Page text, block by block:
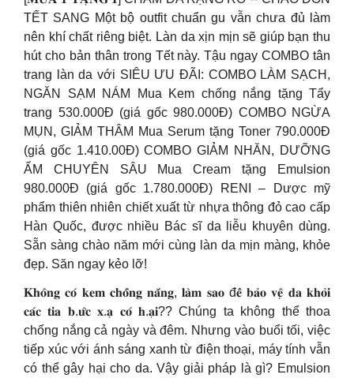
TẾT SANG Một bộ outfit chuẩn gu vẫn chưa đủ làm
nên khí chất riêng biệt. Làn da xịn mịn sẽ giúp bạn thu
hút cho bản thân trong Tết này. Tậu ngay COMBO tân
trang làn da với SIÊU ƯU ĐÃI: COMBO LÀM SẠCH,
NGĂN SẠM NÁM Mua Kem chống nắng tặng Tẩy
trang 530.000Đ (giá gốc 980.000Đ) COMBO NGỪA
MỤN, GIẢM THÂM Mua Serum tặng Toner 790.000Đ
(giá gốc 1.410.00Đ) COMBO GIẢM NHĂN, DƯỠNG
ẨM CHUYÊN SÂU Mua Cream tặng Emulsion
980.000Đ (giá gốc 1.780.000Đ) RENI – Dược mỹ
phẩm thiên nhiên chiết xuất từ nhựa thông đỏ cao cấp
Hàn Quốc, được nhiều Bác sĩ da liễu khuyên dùng.
Sẵn sàng chào năm mới cùng làn da mịn màng, khỏe
đẹp. Săn ngay kẻo lỡ!
𝐊𝐡𝐨̂𝐧𝐠 𝐜𝐨́ 𝐤𝐞𝐦 𝐜𝐡𝐨̂́𝐧𝐠 𝐧𝐚̆́𝐧𝐠, 𝐥𝐚̀𝐦 𝐬𝐚𝐨 đ𝐞̂̉ 𝐛𝐚̉𝐨 𝐯𝐞̣̂ 𝐝𝐚 𝐤𝐡𝐨̉𝐢
𝐜𝐚́𝐜 𝐭𝐢𝐚 𝐛.𝐮̛́𝐜 𝐱.𝐚̣ 𝐜𝐨́ 𝐡.𝐚̣𝐢?? Chúng ta không thể thoa
chống nắng cả ngày và đêm. Nhưng vào buổi tối, việc
tiếp xúc với ánh sáng xanh từ điện thoại, máy tính vẫn
có thể gây hại cho da. Vậy giải pháp là gì? Emulsion